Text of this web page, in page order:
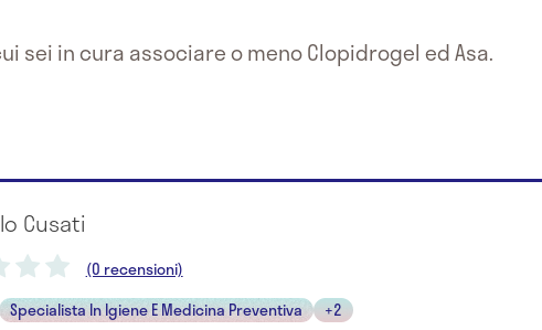
sei in cura associare o meno Clopidrogel ed Asa.
Cusati
(0 recensioni)
Specialista In Igiene E Medicina Preventiva +2